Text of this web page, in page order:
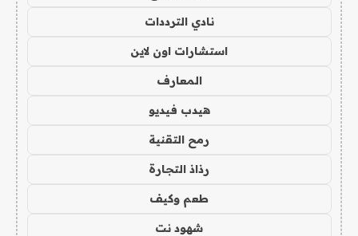
نادي الترددات
استشارات اون لاين
المعارف
هيدب فيديو
رمح التقنية
رذاذ التجارة
طعم وكيف
شهود نت